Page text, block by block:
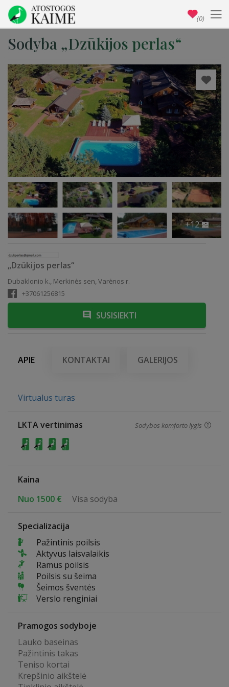
Sodyba „Dzūkijos perlas“
+12
„Dzūkijos perlas“
Dubaklonio k., Merkinės sen, Varėnos r.
+37061256815
SUSISIEKTI
APIE KONTAKTAI GALERIJOS
Virtualus turas
LKTA vertinimas Sodybos komforto lygis
Kaina
Nuo 1500 €
Visa sodyba
Specializacija
Pažintinis poilsis
Aktyvus laisvalaikis
Ramus poilsis
Poilsis su šeima
Šeimos šventės
Verslo renginiai
Pramogos sodyboje
Lauko baseinas
Pažintinis takas
Teniso kortai
Krepšinio aikštelė
(0)